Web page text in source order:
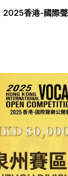
2025香港-國際